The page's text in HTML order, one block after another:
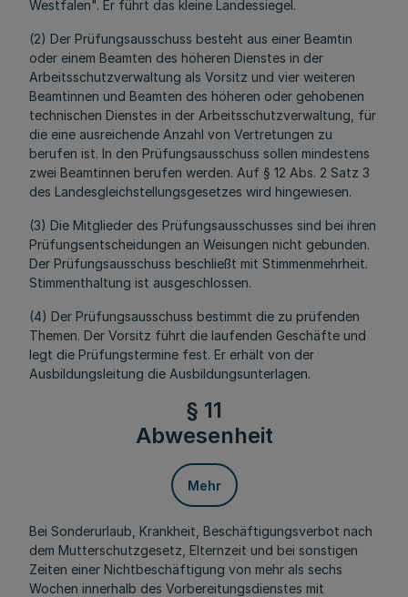
Westfalen". Er führt das kleine Landessiegel.
(2) Der Prüfungsausschuss besteht aus einer Beamtin
oder einem Beamten des höheren Dienstes in der
Arbeitsschutzverwaltung als Vorsitz und vier weiteren
Beamtinnen und Beamten des höheren oder gehobenen
technischen Dienstes in der Arbeitsschutzverwaltung, für
die eine ausreichende Anzahl von Vertretungen zu
berufen ist. In den Prüfungsausschuss sollen mindestens
zwei Beamtinnen berufen werden. Auf § 12 Abs. 2 Satz 3
des Landesgleichstellungsgesetzes wird hingewiesen.
(3) Die Mitglieder des Prüfungsausschusses sind bei ihren
Prüfungsentscheidungen an Weisungen nicht gebunden.
Der Prüfungsausschuss beschließt mit Stimmenmehrheit.
Stimmenthaltung ist ausgeschlossen.
(4) Der Prüfungsausschuss bestimmt die zu prüfenden
Themen. Der Vorsitz führt die laufenden Geschäfte und
legt die Prüfungstermine fest. Er erhält von der
Ausbildungsleitung die Ausbildungsunterlagen.
§ 11
Abwesenheit
Mehr
Bei Sonderurlaub, Krankheit, Beschäftigungsverbot nach
dem Mutterschutzgesetz, Elternzeit und bei sonstigen
Zeiten einer Nichtbeschäftigung von mehr als sechs
Wochen innerhalb des Vorbereitungsdienstes mit